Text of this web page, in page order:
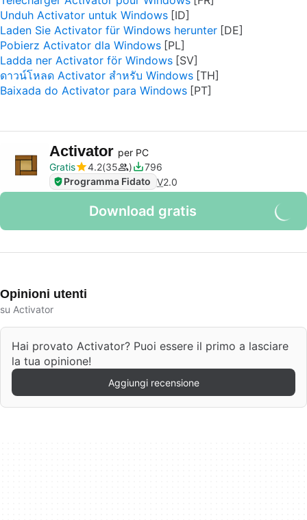
Unduh Activator untuk Windows
Laden Sie Activator für Windows herunter
Pobierz Activator dla Windows
Ladda ner Activator för Windows
ดาวน์โหลด Activator สำหรับ Windows
Baixada do Activator para Windows
Activator per PC
Gratis
4.2 35
796
Programma Fidato V2.0
Download gratis
Opinioni utenti
su Activator
Hai provato Activator? Puoi essere il primo a lasciare
la tua opinione!
Aggiungi recensione